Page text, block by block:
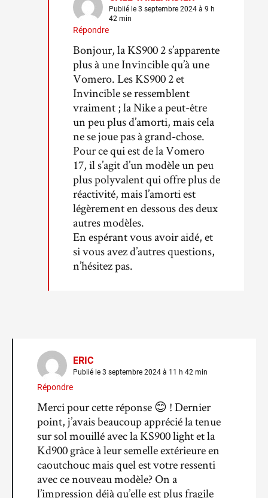
Publié le 3 septembre 2024 à 9 h
42 min
Répondre
Bonjour, la KS900 2 s’apparente
plus à une Invincible qu’à une
Vomero. Les KS900 2 et
Invincible se ressemblent
vraiment ; la Nike a peut-être
un peu plus d’amorti, mais cela
ne se joue pas à grand-chose.
Pour ce qui est de la Vomero
17, il s’agit d’un modèle un peu
plus polyvalent qui offre plus de
réactivité, mais l’amorti est
légèrement en dessous des deux
autres modèles.
En espérant vous avoir aidé, et
si vous avez d’autres questions,
n’hésitez pas.
ERIC
Publié le 3 septembre 2024 à 11 h 42 min
Répondre
Merci pour cette réponse 😊 ! Dernier
point, j’avais beaucoup apprécié la tenue
sur sol mouillé avec la KS900 light et la
Kd900 grâce à leur semelle extérieure en
caoutchouc mais quel est votre ressenti
avec ce nouveau modèle? On a
l’impression déjà qu’elle est plus fragile